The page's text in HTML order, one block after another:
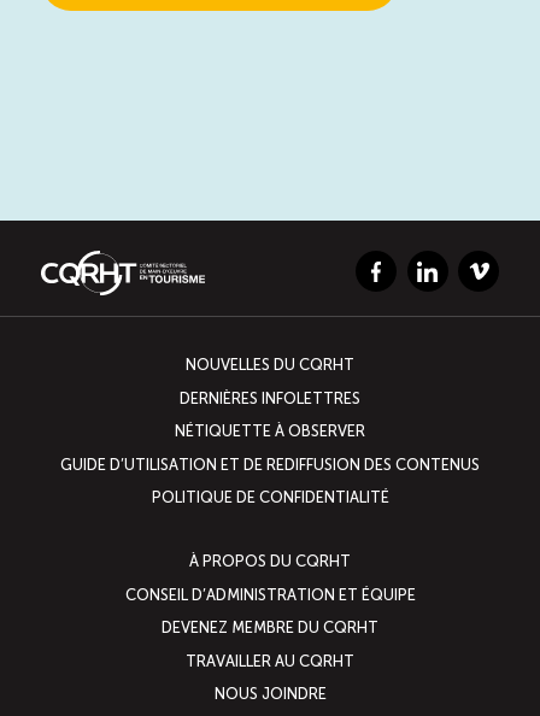
FacebookLinkedInVimeo
NOUVELLES DU CQRHT
DERNIÈRES INFOLETTRES
NÉTIQUETTE À OBSERVER
GUIDE D’UTILISATION ET DE REDIFFUSION DES CONTENUS
POLITIQUE DE CONFIDENTIALITÉ
À PROPOS DU CQRHT
CONSEIL D’ADMINISTRATION ET ÉQUIPE
DEVENEZ MEMBRE DU CQRHT
TRAVAILLER AU CQRHT
NOUS JOINDRE